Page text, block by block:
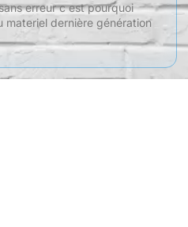
erreur c est pourquoi
materiel dernière génération